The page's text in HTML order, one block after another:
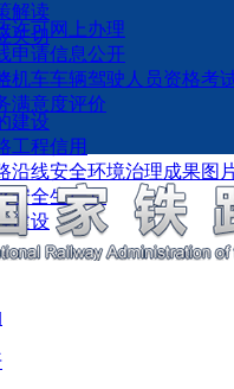
解读
关切
许可网上办理
申请信息公开
机车车辆驾驶人员资格考
满意度评价
建设
工程信用
沿线安全环境治理成果图
安全生产月
建设